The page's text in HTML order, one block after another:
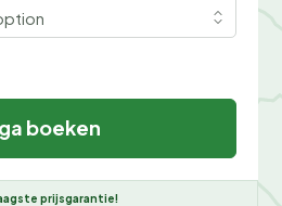
boeken
prijsgarantie!